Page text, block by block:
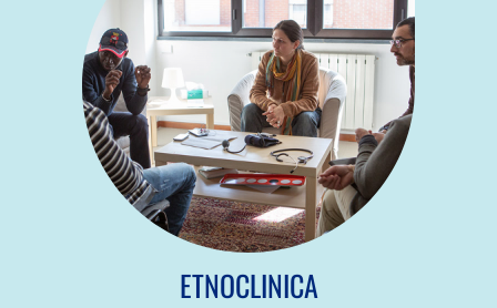
ETNOCLINICA